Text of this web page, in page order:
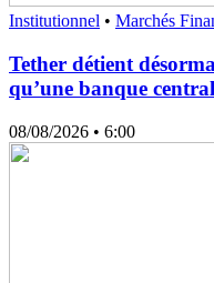
Institutionnel • Marchés
Tether détient
qu’une banque
08/08/2026 • 6:00